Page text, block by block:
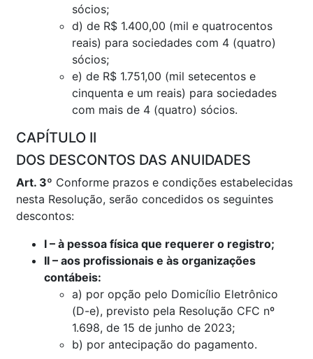
sócios;
d) de R$ 1.400,00 (mil e quatrocentos
reais) para sociedades com 4 (quatro)
sócios;
e) de R$ 1.751,00 (mil setecentos e
cinquenta e um reais) para sociedades
com mais de 4 (quatro) sócios.
CAPÍTULO II
DOS DESCONTOS DAS ANUIDADES
Art. 3º Conforme prazos e condições estabelecidas
nesta Resolução, serão concedidos os seguintes
descontos:
I – à pessoa física que requerer o registro;
II – aos profissionais e às organizações
contábeis:
a) por opção pelo Domicílio Eletrônico
(D-e), previsto pela Resolução CFC nº
1.698, de 15 de junho de 2023;
b) por antecipação do pagamento.